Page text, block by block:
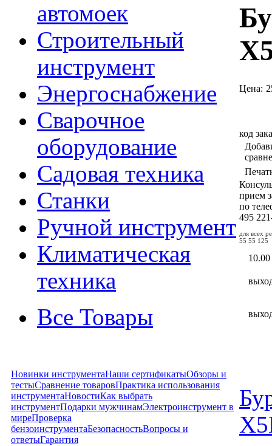
автомоек
Строительный
инструмент
Энергоснабжение
Сварочное
оборудование
Садовая техника
Станки
Ручной инструмент
Климатическая
техника
Все Товары
Новинки инструментаНаши сертификатыОбзоры и
тестыСравнение товаровПрактика использования
инструментаНовостиКак выбрать
инструментПодарки мужчинамЭлектроинструмент в
миреПроверка
бензоинструментаБезопасностьВопросы и
ответыГарантия
Цена:
код
прием
по
495
для всех
55 55 125